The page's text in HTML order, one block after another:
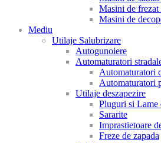
Masini de frezat
Masini de
Mediu
Utilaje Salubrizare
Autogunoiere
Automaturatori
Automaturatori
Automaturatori
Utilaje deszapezire
Pluguri si Lame
Sararite
Imprastietoare
Freze de zapada